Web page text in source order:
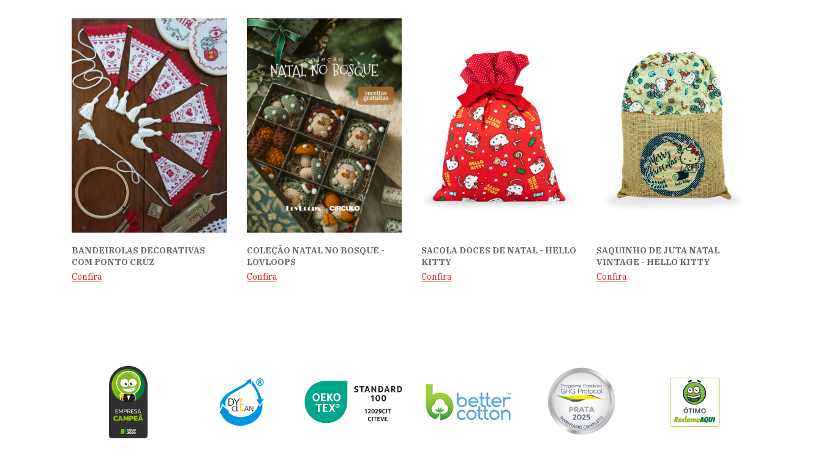
BANDEIROLAS DECORATIVAS
COM PONTO CRUZ
Confira
COLEÇÃO NATAL NO BOSQUE -
LOVLOOPS
Confira
SACOLA DOCES DE NATAL - HELLO
KITTY
Confira
SAQUINHO DE JUTA NATAL
VINTAGE - HELLO KITTY
Confira